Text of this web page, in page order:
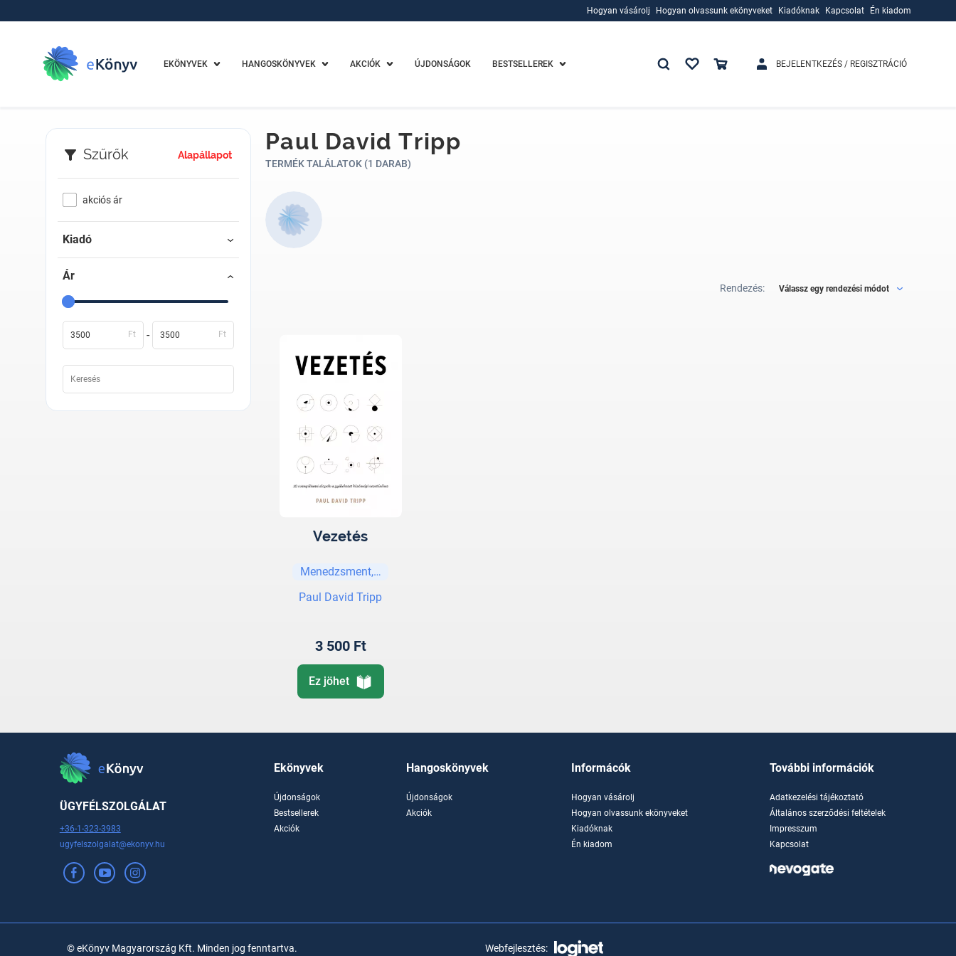
Hogyan vásárolj
Hogyan olvassunk ekönyveket
Kiadóknak
Kapcsolat Én kiadom
EKÖNYVEK HANGOSKÖNYVEK AKCIÓK ÚJDONSÁGOK BESTSELLEREK BEJELENTKEZÉS / REGISZTRÁCIÓ
Szűrők Alapállapot
akciós ár
Kiadó
Ár
Ft - Ft
Paul David Tripp
TERMÉK TALÁLATOK (1 DARAB)
Rendezés: Válassz egy rendezési módot
Vezetés
Menedzsment, vezetési stratégiák
Paul David Tripp
3 500 Ft
Ez jöhet
ÜGYFÉLSZOLGÁLAT
+36-1-323-3983
ugyfelszolgalat@ekonyv.hu
Ekönyvek
Újdonságok
Bestsellerek
Akciók
Hangoskönyvek
Újdonságok
Akciók
Informácók
Hogyan vásárolj
Hogyan olvassunk ekönyveket
Kiadóknak
Én kiadom
További információk
Adatkezelési tájékoztató
Általános szerződési feltételek
Impresszum
Kapcsolat
© eKönyv Magyarország Kft. Minden jog fenntartva. Webfejlesztés: